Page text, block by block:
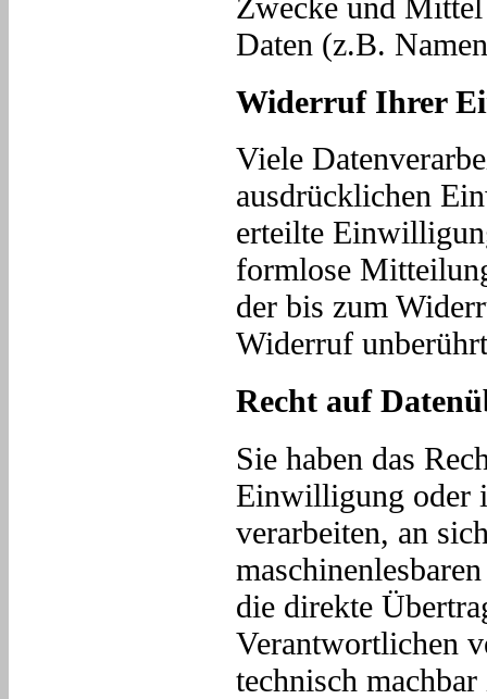
Daten (z.B.
Widerruf Ihrer
Viele
ausdrücklichen
erteilte
formlose
der bis zum
Widerruf
Recht auf
Sie haben das
Einwilligung oder
verarbeiten, an
die direkte
Verantwortlichen
technisch